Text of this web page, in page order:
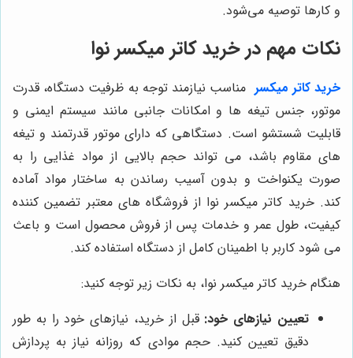
و کارها توصیه می‌شود.
نکات مهم در خرید کاتر میکسر نوا
خرید کاتر میکسر مناسب نیازمند توجه به ظرفیت دستگاه، قدرت
موتور، جنس تیغه ها و امکانات جانبی مانند سیستم ایمنی و
قابلیت شستشو است. دستگاهی که دارای موتور قدرتمند و تیغه
های مقاوم باشد، می تواند حجم بالایی از مواد غذایی را به
صورت یکنواخت و بدون آسیب رساندن به ساختار مواد آماده
کند. خرید کاتر میکسر نوا از فروشگاه های معتبر تضمین کننده
کیفیت، طول عمر و خدمات پس از فروش محصول است و باعث
می شود کاربر با اطمینان کامل از دستگاه استفاده کند.
هنگام خرید کاتر میکسر نوا، به نکات زیر توجه کنید:
تعیین نیازهای خود: قبل از خرید، نیازهای خود را به طور
دقیق تعیین کنید. حجم موادی که روزانه نیاز به پردازش